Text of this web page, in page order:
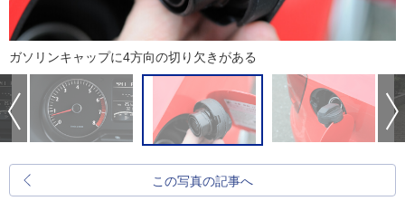
ガソリンキャップに4方向の切り欠きがある
この写真の記事へ